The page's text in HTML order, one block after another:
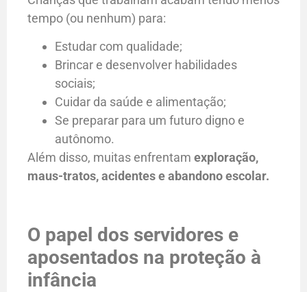
tempo (ou nenhum) para:
Estudar com qualidade;
Brincar e desenvolver habilidades
sociais;
Cuidar da saúde e alimentação;
Se preparar para um futuro digno e
autônomo.
Além disso, muitas enfrentam exploração,
maus-tratos, acidentes e abandono escolar.
O papel dos servidores e
aposentados na proteção à
infância